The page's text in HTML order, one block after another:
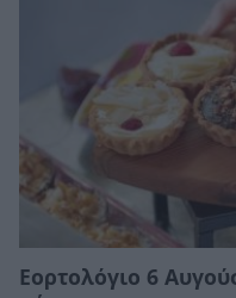
Εορτολόγιο 6